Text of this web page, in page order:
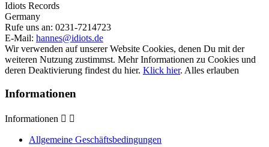
Idiots Records
Germany
Rufe uns an: 0231-7214723
E-Mail: hannes@idiots.de
Wir verwenden auf unserer Website Cookies, denen Du mit der
weiteren Nutzung zustimmst. Mehr Informationen zu Cookies und
deren Deaktivierung findest du hier. Klick hier. Alles erlauben
Informationen
Informationen  
Allgemeine Geschäftsbedingungen